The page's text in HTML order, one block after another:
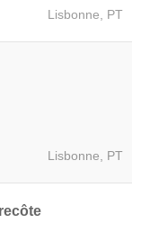
Lisbonne, PT
Lisbonne, PT